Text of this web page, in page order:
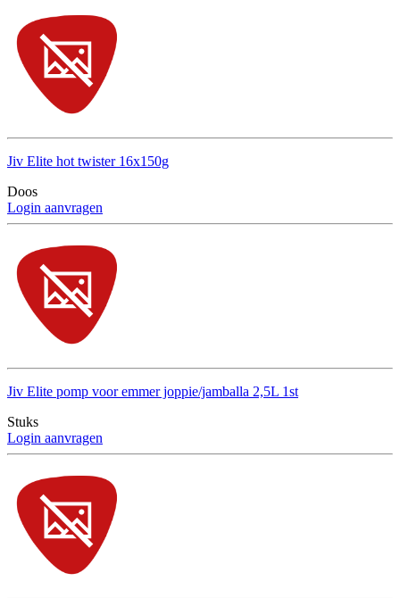
Jiv Elite hot twister 16x150g
Doos
Login aanvragen
Jiv Elite pomp voor emmer joppie/jamballa 2,5L 1st
Stuks
Login aanvragen